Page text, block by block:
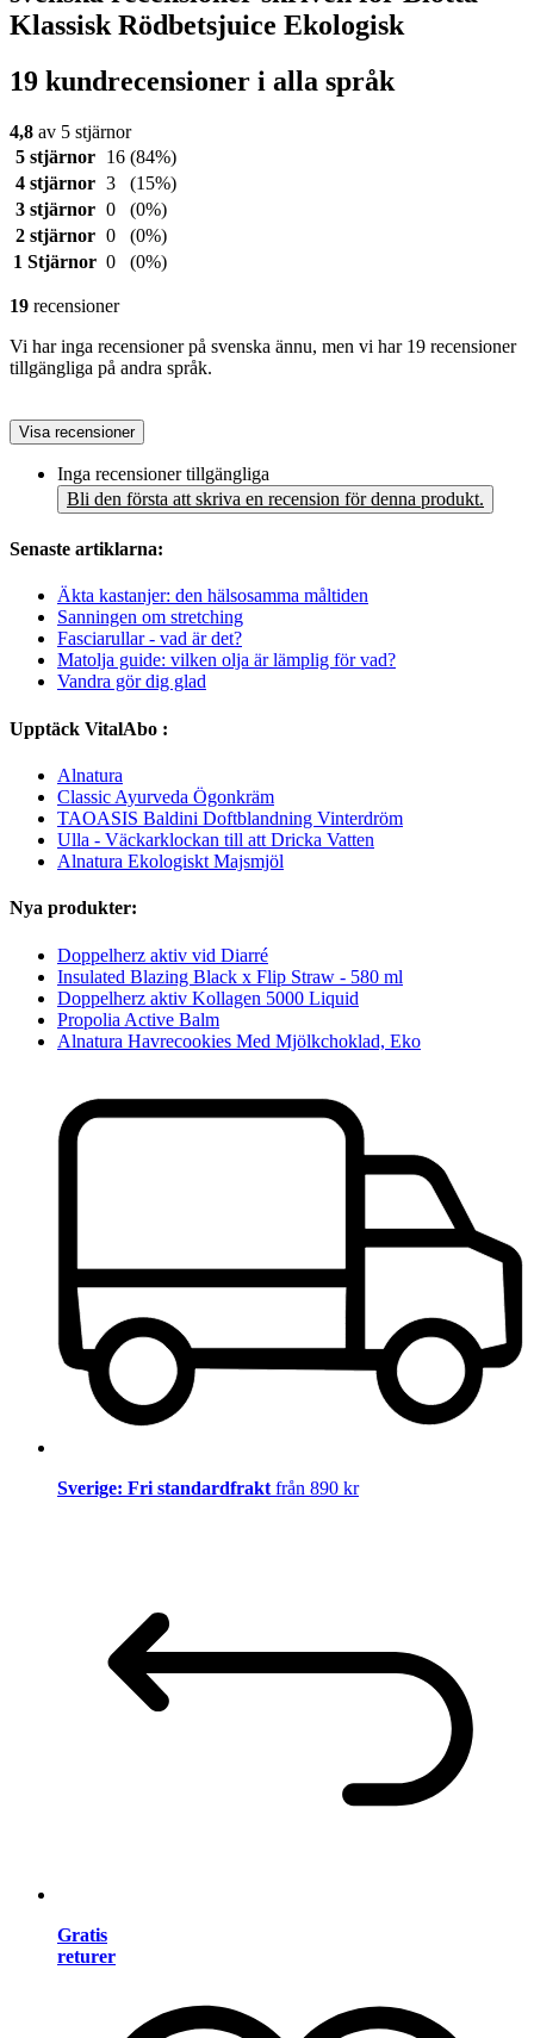
Klassisk Rödbetsjuice Ekologisk
19 kundrecensioner i alla språk
4,8 av 5 stjärnor
5 stjärnor
16 (84%)
4 stjärnor 3
(15%)
3 stjärnor 0
(0%)
2 stjärnor 0
(0%)
1 Stjärnor 0 (0%)
19 recensioner
Vi har inga recensioner på svenska ännu, men vi har 19 recensioner
tillgängliga på andra språk.
Visa recensioner
Inga recensioner tillgängliga
Bli den första att skriva en recension för denna produkt.
Senaste artiklarna:
Äkta kastanjer: den hälsosamma måltiden
Sanningen om stretching
Fasciarullar - vad är det?
Matolja guide: vilken olja är lämplig för vad?
Vandra gör dig glad
Upptäck VitalAbo :
Alnatura
Classic Ayurveda Ögonkräm
TAOASIS Baldini Doftblandning Vinterdröm
Ulla - Väckarklockan till att Dricka Vatten
Alnatura Ekologiskt Majsmjöl
Nya produkter:
Doppelherz aktiv vid Diarré
Insulated Blazing Black x Flip Straw - 580 ml
Doppelherz aktiv Kollagen 5000 Liquid
Propolia Active Balm
Alnatura Havrecookies Med Mjölkchoklad, Eko
Sverige: Fri standardfrakt från 890 kr
Gratis
returer